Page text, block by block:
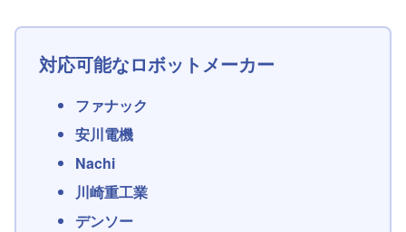
対応可能なロボットメーカー
ファナック
安川電機
Nachi
川崎重工業
デンソー